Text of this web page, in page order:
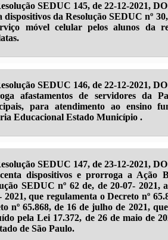
SEDUC 145, de 22-12-2021,
dispositivos da Resolução SEDUC nº
móvel celular pelos alunos da
SEDUC 146, de 22-12-2021,
afastamentos de servidores da
para atendimento ao ensino
Educacional Estado Município .
SEDUC 147, de 23-12-2021,
dispositivos e prorroga a Ação
SEDUC nº 62 de, de 20-07- 2021,
2021, que regulamenta o Decreto nº
nº 65.868, de 16 de julho de 2021,
pela Lei 17.372, de 26 de maio de
de São Paulo.